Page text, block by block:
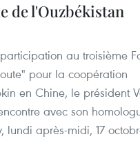
de l'Ouzbékistan
au troisième
pour la coopération
en Chine, le président
avec son
lundi après-midi, 17